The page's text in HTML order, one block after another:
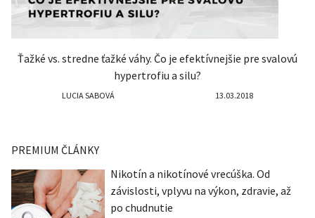
Ťažké vs. stredne ťažké váhy. Čo je efektívnejšie pre svalovú
hypertrofiu a silu?
LUCIA SABOVÁ 13.03.2018
PREMIUM ČLÁNKY
Nikotín a nikotínové vrecúška. Od
závislosti, vplyvu na výkon, zdravie, až
po chudnutie